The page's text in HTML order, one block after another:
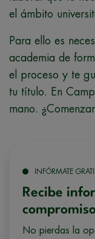
el ámbito
Para ello es
academia de
el proceso y te
tu título. En
mano.
INFÓRMATE
Recibe
No pierdas la